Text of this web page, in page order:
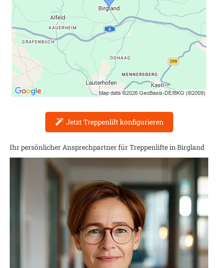
Jetzt Treppenlift konfigurieren
Ihr persönlicher Ansprechpartner für Treppenlifte inBirgland